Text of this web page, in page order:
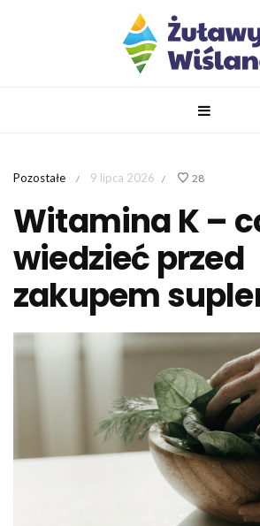
Pozostałe / 9 lipca 2026 / 28
Witamina K –
wiedzieć przed
zakupem